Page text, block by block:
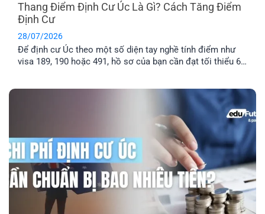
Thang Điểm Định Cư Úc Là Gì? Cách Tăng Điểm
Định Cư
28/07/2026
Để định cư Úc theo một số diện tay nghề tính điểm như
visa 189, 190 hoặc 491, hồ sơ của bạn cần đạt tối thiểu 65